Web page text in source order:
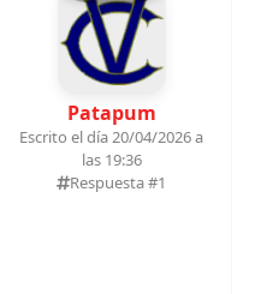
Patapum
Escrito el día 20/04/2026 a
las 19:36
Respuesta #1